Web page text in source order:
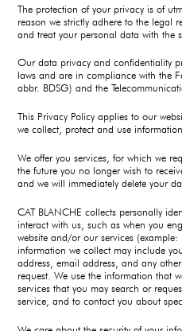
The protection of your privacy is of
reason we strictly adhere to the legal
and treat your personal data with the
Our data privacy and confidentiality
laws and are in compliance with the
abbr. BDSG) and the
This Privacy Policy applies to our
we collect, protect and use
We offer you services, for which we
the future you no longer wish to
and we will immediately delete your
CAT BLANCHE collects personally
interact with us, such as when you
website and/or our services
information we collect may include
address, email address, and any
request. We use the information that
services that you may search or
service, and to contact you about